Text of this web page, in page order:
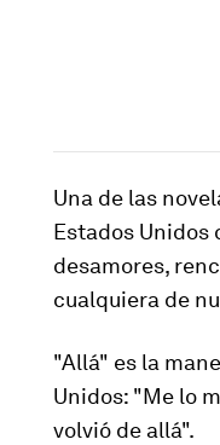
Una de las
Estados Unidos
desamores,
cualquiera de
"Allá" es la
Unidos: "Me lo
volvió de allá".